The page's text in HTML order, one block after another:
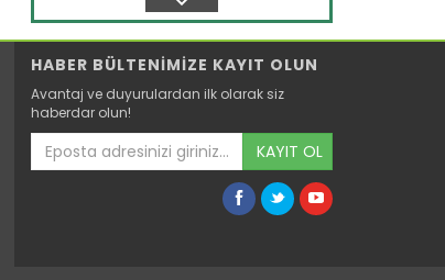
Tarım Orman Gündemi 15.06.2026
HABER BÜLTENİMİZE KAYIT OLUN
Avantaj ve duyurulardan ilk olarak siz
haberdar olun!
KAYIT OL